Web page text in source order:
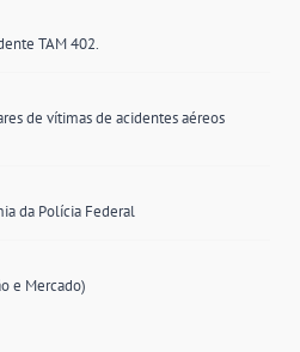
TAM 402.
de vítimas de acidentes aéreos
da Polícia Federal
e Mercado)